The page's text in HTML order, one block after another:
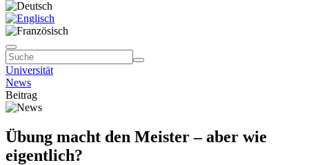
Universität
News
Beitrag
Übung macht den Meister – aber wie
eigentlich?